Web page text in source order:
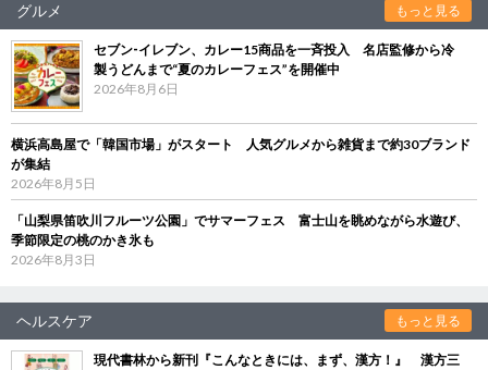
グルメ もっと見る
セブン‐イレブン、カレー15商品を一斉投入 名店監修から冷
製うどんまで“夏のカレーフェス”を開催中
2026年8月6日
横浜高島屋で「韓国市場」がスタート 人気グルメから雑貨まで約30ブランド
が集結
2026年8月5日
「山梨県笛吹川フルーツ公園」でサマーフェス 富士山を眺めながら水遊び、
季節限定の桃のかき氷も
2026年8月3日
ヘルスケア もっと見る
現代書林から新刊『こんなときには、まず、漢方！』 漢方三